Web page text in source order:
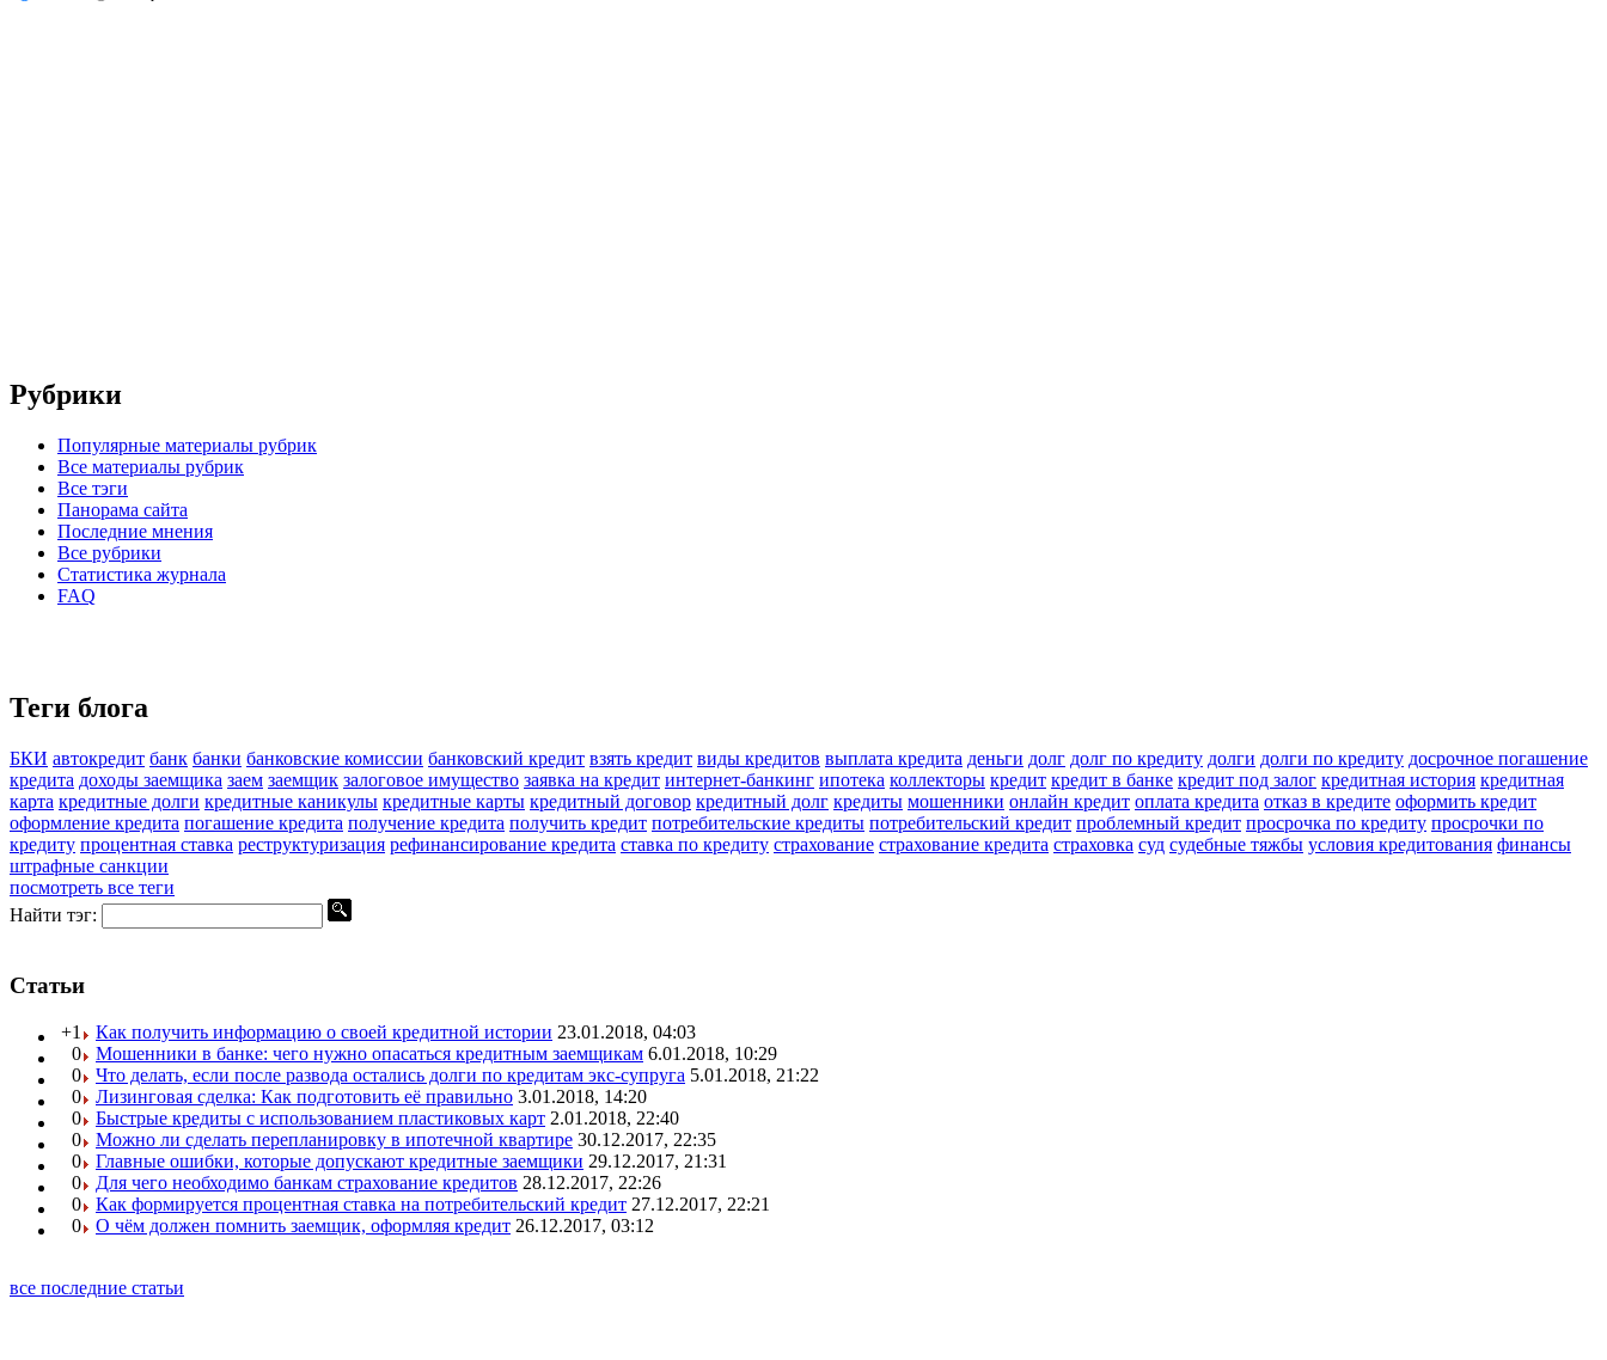
Рубрики
Популярные материалы рубрик
Все материалы рубрик
Все тэги
Панорама сайта
Последние мнения
Все рубрики
Статистика журнала
FAQ
Теги блога
БКИ автокредит банк банки банковские комиссии банковский кредит взять кредит виды кредитов выплата кредита деньги долг долг по кредиту долги долги по кредиту досрочное погашение
кредита доходы заемщика заем заемщик залоговое имущество заявка на кредит интернет-банкинг ипотека коллекторы кредит кредит в банке кредит под залог кредитная история кредитная
карта кредитные долги кредитные каникулы кредитные карты кредитный договор кредитный долг кредиты мошенники онлайн кредит оплата кредита отказ в кредите оформить кредит
оформление кредита погашение кредита получение кредита получить кредит потребительские кредиты потребительский кредит проблемный кредит просрочка по кредиту просрочки по
кредиту процентная ставка реструктуризация рефинансирование кредита ставка по кредиту страхование страхование кредита страховка суд судебные тяжбы условия кредитования финансы
штрафные санкции
посмотреть все теги
Найти тэг:
Статьи
+1 Как получить информацию о своей кредитной истории 23.01.2018, 04:03
0
Мошенники в банке: чего нужно опасаться кредитным заемщикам 6.01.2018, 10:29
0
Что делать, если после развода остались долги по кредитам экс-супруга 5.01.2018, 21:22
0
Лизинговая сделка: Как подготовить её правильно 3.01.2018, 14:20
0
Быстрые кредиты с использованием пластиковых карт 2.01.2018, 22:40
0
Можно ли сделать перепланировку в ипотечной квартире 30.12.2017, 22:35
0
Главные ошибки, которые допускают кредитные заемщики 29.12.2017, 21:31
0
Для чего необходимо банкам страхование кредитов 28.12.2017, 22:26
0
Как формируется процентная ставка на потребительский кредит 27.12.2017, 22:21
0
О чём должен помнить заемщик, оформляя кредит 26.12.2017, 03:12
все последние статьи